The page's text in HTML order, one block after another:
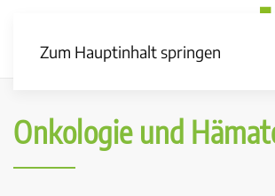
Zum Hauptinhalt springen
Onkologie und